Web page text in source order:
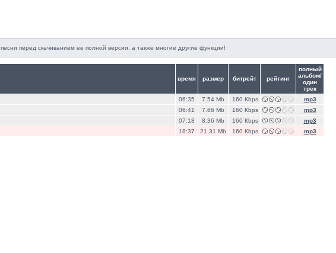
песни перед cкачиванием ее полной версии, а также многие другие функции!
время размер битрейт рейтинг
полный
альбом/
один
трек
06:35 7.54 Mb 160 Кbps
mp3
06:41 7.66 Mb 160 Кbps
mp3
07:18 8.36 Mb 160 Кbps
mp3
18:37 21.31 Mb 160 Кbps
mp3